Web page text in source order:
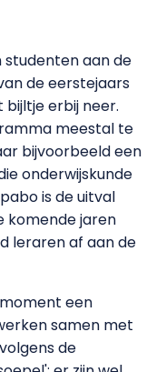
studenten aan de
de eerstejaars
erbij neer.
meestal te
bijvoorbeeld een
onderwijskunde
is de uitval
komende jaren
leraren af aan de
een
samen met
de